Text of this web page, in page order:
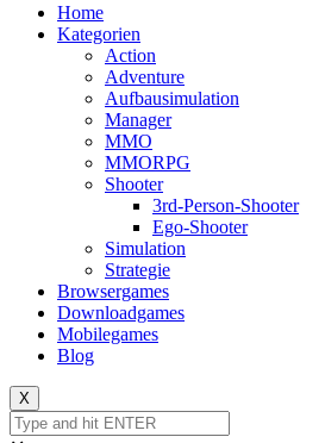
Home
Kategorien
Action
Adventure
Aufbausimulation
Manager
MMO
MMORPG
Shooter
3rd-Person-Shooter
Ego-Shooter
Simulation
Strategie
Browsergames
Downloadgames
Mobilegames
Blog
X